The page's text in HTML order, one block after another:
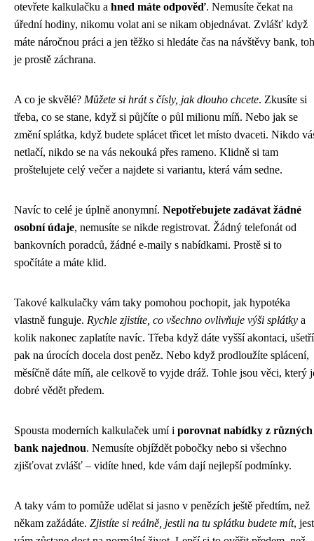
otevřete kalkulačku a hned máte odpověď. Nemusíte čekat na
úřední hodiny, nikomu volat ani se nikam objednávat. Zvlášť když
máte náročnou práci a jen těžko si hledáte čas na návštěvy bank,
je prostě záchrana.
A co je skvělé? Můžete si hrát s čísly, jak dlouho chcete. Zkusíte si
třeba, co se stane, když si půjčíte o půl milionu míň. Nebo jak se
změní splátka, když budete splácet třicet let místo dvaceti. Nikdo
netlačí, nikdo se na vás nekouká přes rameno. Klidně si tam
proštelujete celý večer a najdete si variantu, která vám sedne.
Navíc to celé je úplně anonymní. Nepotřebujete zadávat žádné
osobní údaje, nemusíte se nikde registrovat. Žádný telefonát od
bankovních poradců, žádné e-maily s nabídkami. Prostě si to
spočítáte a máte klid.
Takové kalkulačky vám taky pomohou pochopit, jak hypotéka
vlastně funguje. Rychle zjistíte, co všechno ovlivňuje výši splátky a
kolik nakonec zaplatíte navíc. Třeba když dáte vyšší akontaci,
pak na úrocích docela dost peněz. Nebo když prodloužíte splácení,
měsíčně dáte míň, ale celkově to vyjde dráž. Tohle jsou věci, který
dobré vědět předem.
Spousta moderních kalkulaček umí i porovnat nabídky z různých
bank najednou. Nemusíte objíždět pobočky nebo si všechno
zjišťovat zvlášť – vidíte hned, kde vám dají nejlepší podmínky.
A taky vám to pomůže udělat si jasno v penězích ještě předtím, než
někam zažádáte. Zjistíte si reálně, jestli na tu splátku budete mít,